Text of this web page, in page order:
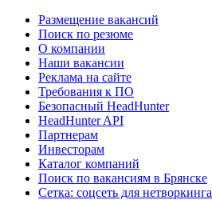
Размещение вакансий
Поиск по резюме
О компании
Наши вакансии
Реклама на сайте
Требования к ПО
Безопасный HeadHunter
HeadHunter API
Партнерам
Инвесторам
Каталог компаний
Поиск по вакансиям в Брянске
Сетка: соцсеть для нетворкинга